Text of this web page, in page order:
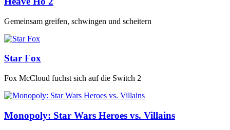
Gemeinsam greifen, schwingen und scheitern
Star Fox
Fox McCloud fuchst sich auf die Switch 2
Monopoly: Star Wars Heroes vs. Villains